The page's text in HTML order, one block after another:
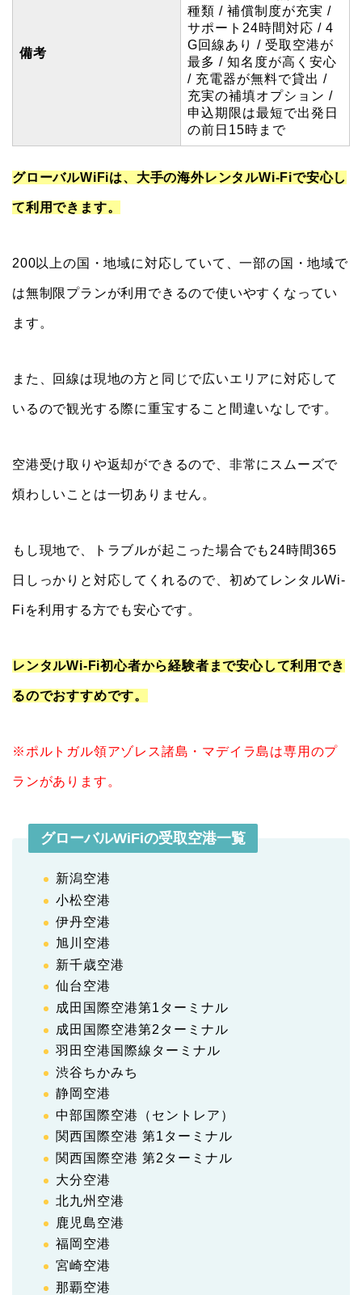
備考
種類 / 補償制度が充実 /
サポート24時間対応 / 4
G回線あり / 受取空港が
最多 / 知名度が高く安心
/ 充電器が無料で貸出 /
充実の補填オプション /
申込期限は最短で出発日
の前日15時まで
グローバルWiFiは、大手の海外レンタルWi-Fiで安心し
て利用できます。
200以上の国・地域に対応していて、一部の国・地域で
は無制限プランが利用できるので使いやすくなってい
ます。
また、回線は現地の方と同じで広いエリアに対応して
いるので観光する際に重宝すること間違いなしです。
空港受け取りや返却ができるので、非常にスムーズで
煩わしいことは一切ありません。
もし現地で、トラブルが起こった場合でも24時間365
日しっかりと対応してくれるので、初めてレンタルWi-
Fiを利用する方でも安心です。
レンタルWi-Fi初心者から経験者まで安心して利用でき
るのでおすすめです。
※ポルトガル領アゾレス諸島・マデイラ島は専用のプ
ランがあります。
グローバルWiFiの受取空港一覧
新潟空港
小松空港
伊丹空港
旭川空港
新千歳空港
仙台空港
成田国際空港第1ターミナル
成田国際空港第2ターミナル
羽田空港国際線ターミナル
渋谷ちかみち
静岡空港
中部国際空港（セントレア）
関西国際空港 第1ターミナル
関西国際空港 第2ターミナル
大分空港
北九州空港
鹿児島空港
福岡空港
宮崎空港
那覇空港